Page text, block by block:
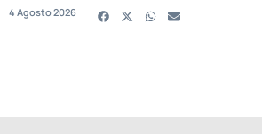
4 Agosto 2026